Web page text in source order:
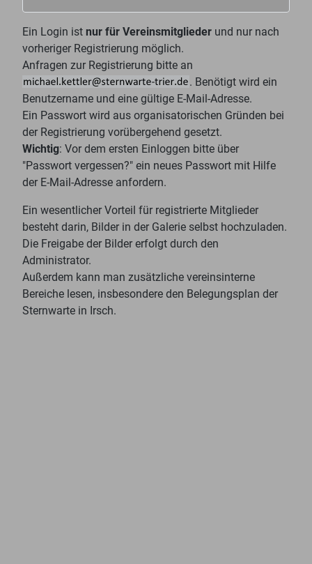
Ein Login ist nur für Vereinsmitglieder und nur nach
vorheriger Registrierung möglich.
Anfragen zur Registrierung bitte an
. Benötigt wird ein
Benutzername und eine gültige E-Mail-Adresse.
Ein Passwort wird aus organisatorischen Gründen bei
der Registrierung vorübergehend gesetzt.
Wichtig: Vor dem ersten Einloggen bitte über
"Passwort vergessen?" ein neues Passwort mit Hilfe
der E-Mail-Adresse anfordern.
Ein wesentlicher Vorteil für registrierte Mitglieder
besteht darin, Bilder in der Galerie selbst hochzuladen.
Die Freigabe der Bilder erfolgt durch den
Administrator.
Außerdem kann man zusätzliche vereinsinterne
Bereiche lesen, insbesondere den Belegungsplan der
Sternwarte in Irsch.